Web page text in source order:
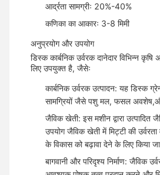
आर्द्रता सामग्रीः 20%-40%
कणिका का आकारः 3-8 मिमी
अनुप्रयोग और उपयोग
डिस्क कार्बनिक उर्वरक दानेदार विभिन्न
लिए उपयुक्त है, जैसेः
कार्बनिक उर्वरक उत्पादन: यह डिस्क
सामग्रियों जैसे पशु मल, फसल
जैविक खेती: इस मशीन द्वारा उत्पादित
उपयोग जैविक खेती में मिट्टी की
के विकास को बढ़ावा देने के लिए किया
बागवानी और परिदृश्य निर्माण: जैविक